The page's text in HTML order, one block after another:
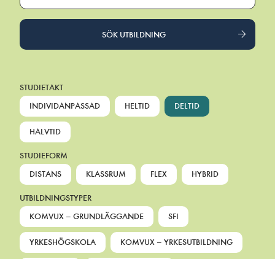
SÖK UTBILDNING
STUDIETAKT
INDIVIDANPASSAD
HELTID DELTID
HALVTID
STUDIEFORM
DISTANS
KLASSRUM FLEX HYBRID
UTBILDNINGSTYPER
KOMVUX – GRUNDLÄGGANDE
SFI
YRKESHÖGSKOLA KOMVUX – YRKESUTBILDNING